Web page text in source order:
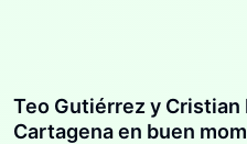
Teo Gutiérrez y Cristian
Cartagena en buen